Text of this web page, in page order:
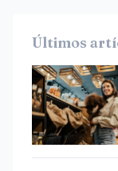
Últimos